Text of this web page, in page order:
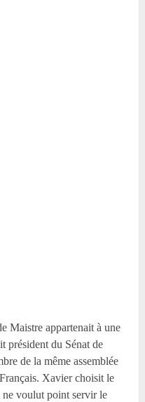
Maistre appartenait à une
président du Sénat de
de la même assemblée
Xavier choisit le
ne voulut point servir le